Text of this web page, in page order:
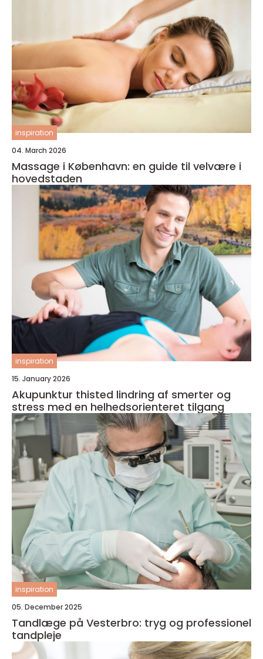
inspiration
04. March 2026
Massage i København: en guide til velvære i
hovedstaden
inspiration
15. January 2026
Akupunktur thisted lindring af smerter og
stress med en helhedsorienteret tilgang
inspiration
05. December 2025
Tandlæge på Vesterbro: tryg og professionel
tandpleje